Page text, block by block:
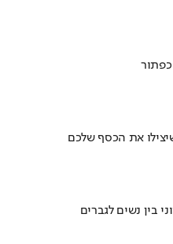
את הכסף שלכם
בין נשים לגברים